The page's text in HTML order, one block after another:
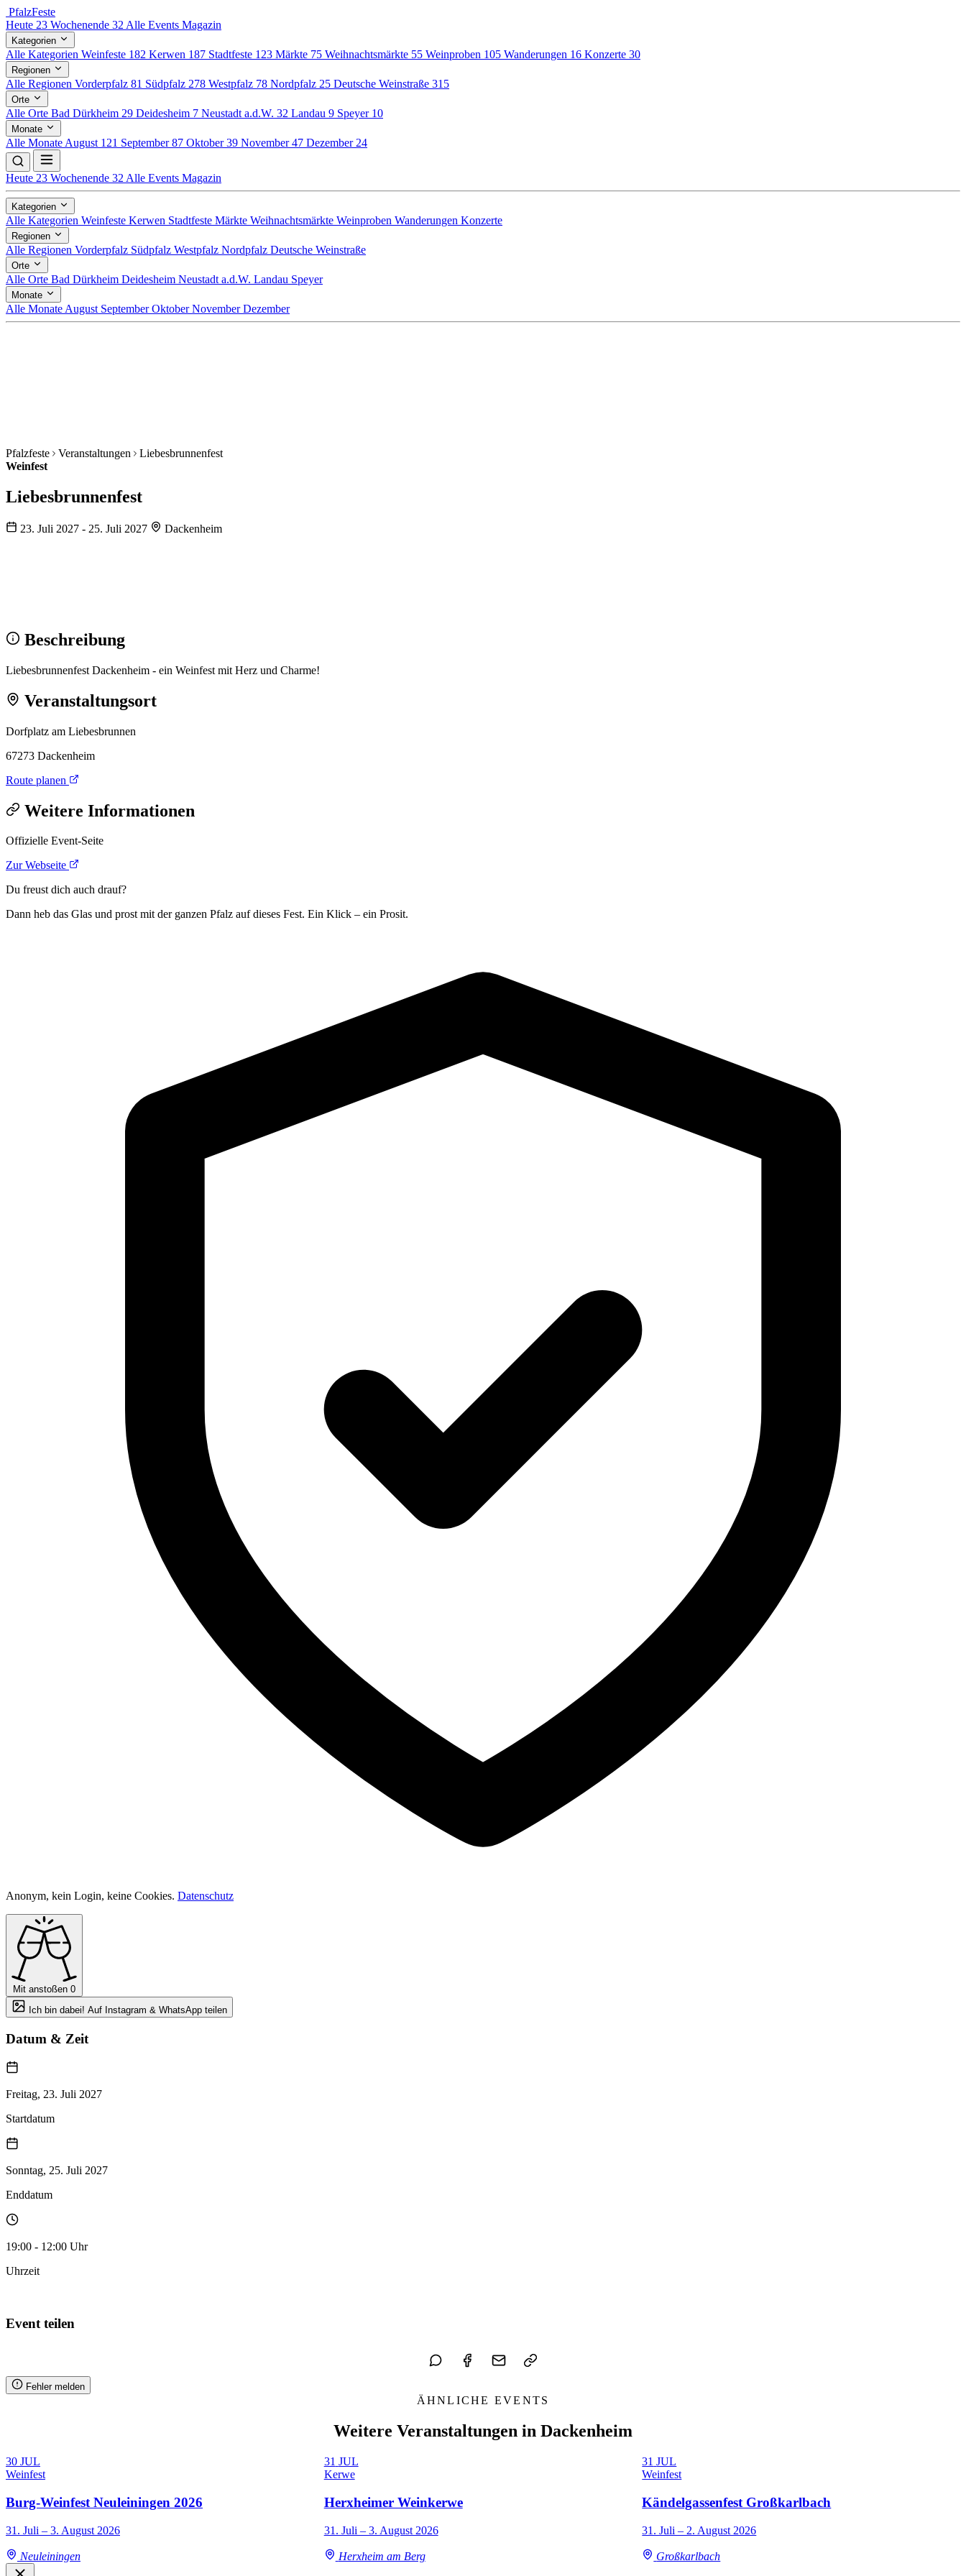
PfalzFeste
Heute 23 Wochenende 32 Alle Events Magazin
Kategorien
Alle Kategorien Weinfeste 182 Kerwen 187 Stadtfeste 123 Märkte 75 Weihnachtsmärkte 55 Weinproben 105 Wanderungen 16 Konzerte 30
Regionen
Alle Regionen Vorderpfalz 81 Südpfalz 278 Westpfalz 78 Nordpfalz 25 Deutsche Weinstraße 315
Orte
Alle Orte Bad Dürkheim 29 Deidesheim 7 Neustadt a.d.W. 32 Landau 9 Speyer 10
Monate
Alle Monate August 121 September87 Oktober39 November47 Dezember 24
Heute 23 Wochenende 32 Alle Events Magazin
Kategorien
Alle Kategorien Weinfeste Kerwen Stadtfeste Märkte Weihnachtsmärkte Weinproben Wanderungen Konzerte
Regionen
Alle Regionen Vorderpfalz Südpfalz Westpfalz Nordpfalz Deutsche Weinstraße
Orte
Alle Orte Bad Dürkheim Deidesheim Neustadt a.d.W. Landau Speyer
Monate
Alle Monate August SeptemberOktoberNovemberDezember
Pfalzfeste Veranstaltungen
Liebesbrunnenfest
Weinfest
Liebesbrunnenfest
23. Juli 2027 - 25. Juli 2027 Dackenheim
Beschreibung
Liebesbrunnenfest Dackenheim - ein Weinfest mit Herz und Charme!
Veranstaltungsort
Dorfplatz am Liebesbrunnen
67273 Dackenheim
Route planen
Weitere Informationen
Offizielle Event-Seite
Zur Webseite
Du freust dich auch drauf?
Dann heb das Glas und prost mit der ganzen Pfalz auf dieses Fest. Ein Klick – ein Prosit.
Anonym, kein Login, keine Cookies. Datenschutz
Mit anstoßen 0
Ich bin dabei! Auf Instagram & WhatsApp teilen
Datum & Zeit
Freitag, 23. Juli 2027
Startdatum
Sonntag, 25. Juli 2027
Enddatum
19:00 - 12:00 Uhr
Uhrzeit
Event teilen
Fehler melden
ÄHNLICHE EVENTS
Weitere Veranstaltungen in Dackenheim
30 JUL
Weinfest
Burg-Weinfest Neuleiningen 2026
31. Juli – 3. August 2026
Neuleiningen
31 JUL
Kerwe
Herxheimer Weinkerwe
31. Juli – 3. August 2026
Herxheim am Berg
31 JUL
Weinfest
Kändelgassenfest Großkarlbach
31. Juli – 2. August 2026
Großkarlbach